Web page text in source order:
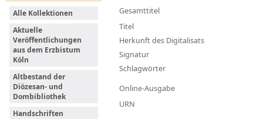
Alle Kollektionen
Aktuelle
Veröffentlichungen
aus dem Erzbistum
Köln
Altbestand der
Diözesan- und
Dombibliothek
Handschriften
Gesamttitel
Titel
Herkunft des Digitalisats
Signatur
Schlagwörter
Online-Ausgabe
URN